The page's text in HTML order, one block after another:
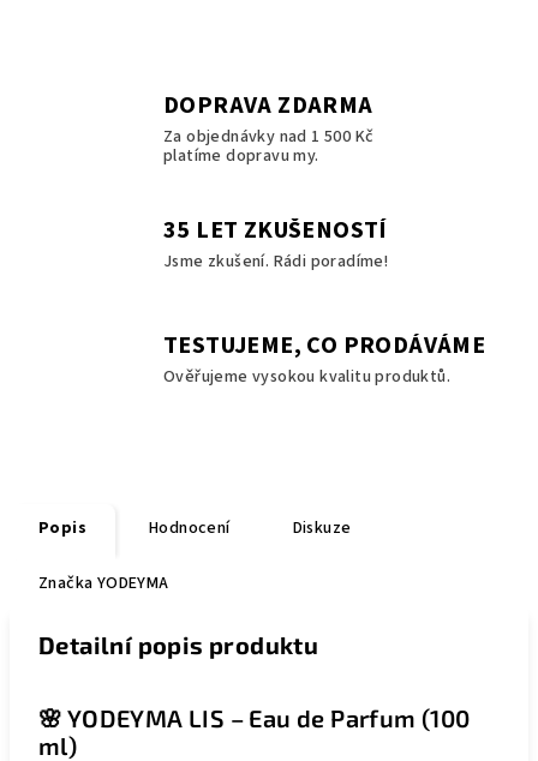
DOPRAVA ZDARMA
Za objednávky nad 1 500 Kč
platíme dopravu my.
35 LET ZKUŠENOSTÍ
Jsme zkušení. Rádi poradíme!
TESTUJEME, CO PRODÁVÁME
Ověřujeme vysokou kvalitu produktů.
Popis Hodnocení Diskuze
Značka YODEYMA
Detailní popis produktu
🌸 YODEYMA LIS – Eau de Parfum (100
ml)